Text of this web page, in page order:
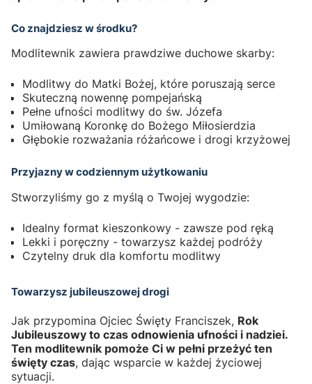
Co znajdziesz w środku?
Modlitewnik zawiera prawdziwe duchowe skarby:
Modlitwy do Matki Bożej, które poruszają serce
Skuteczną nowennę pompejańską
Pełne ufności modlitwy do św. Józefa
Umiłowaną Koronkę do Bożego Miłosierdzia
Głębokie rozważania różańcowe i drogi krzyżowej
Przyjazny w codziennym użytkowaniu
Stworzyliśmy go z myślą o Twojej wygodzie:
Idealny format kieszonkowy - zawsze pod ręką
Lekki i poręczny - towarzysz każdej podróży
Czytelny druk dla komfortu modlitwy
Towarzysz jubileuszowej drogi
Jak przypomina Ojciec Święty Franciszek, Rok
Jubileuszowy to czas odnowienia ufności i nadziei.
Ten modlitewnik pomoże Ci w pełni przeżyć ten
święty czas, dając wsparcie w każdej życiowej
sytuacji.